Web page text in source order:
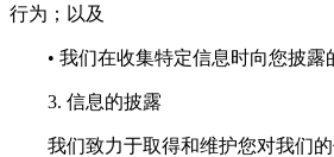
行为；以及
• 我们在收集特定信息时向您披露
3. 信息的披露
我们致力于取得和维护您对我们的